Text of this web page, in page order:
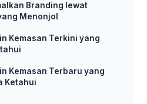
Branding lewat
Menonjol
Kemasan Terkini yang
Kemasan Terbaru yang
Ketahui